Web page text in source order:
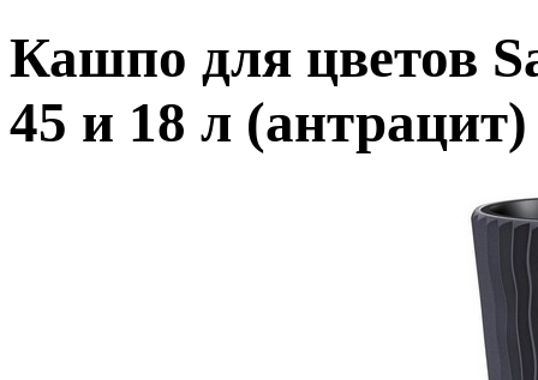
Кашпо для цветов
45 и 18 л (антрацит)